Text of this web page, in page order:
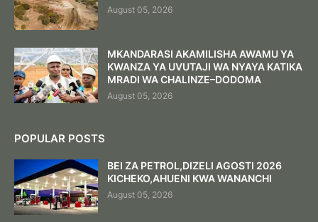
August 05, 2026
MKANDARASI AKAMILISHA AWAMU YA
KWANZA YA UVUTAJI WA NYAYA KATIKA
MRADI WA CHALINZE–DODOMA
August 05, 2026
POPULAR POSTS
BEI ZA PETROL,DIZELI AGOSTI 2026
KICHEKO,AHUENI KWA WANANCHI
August 05, 2026